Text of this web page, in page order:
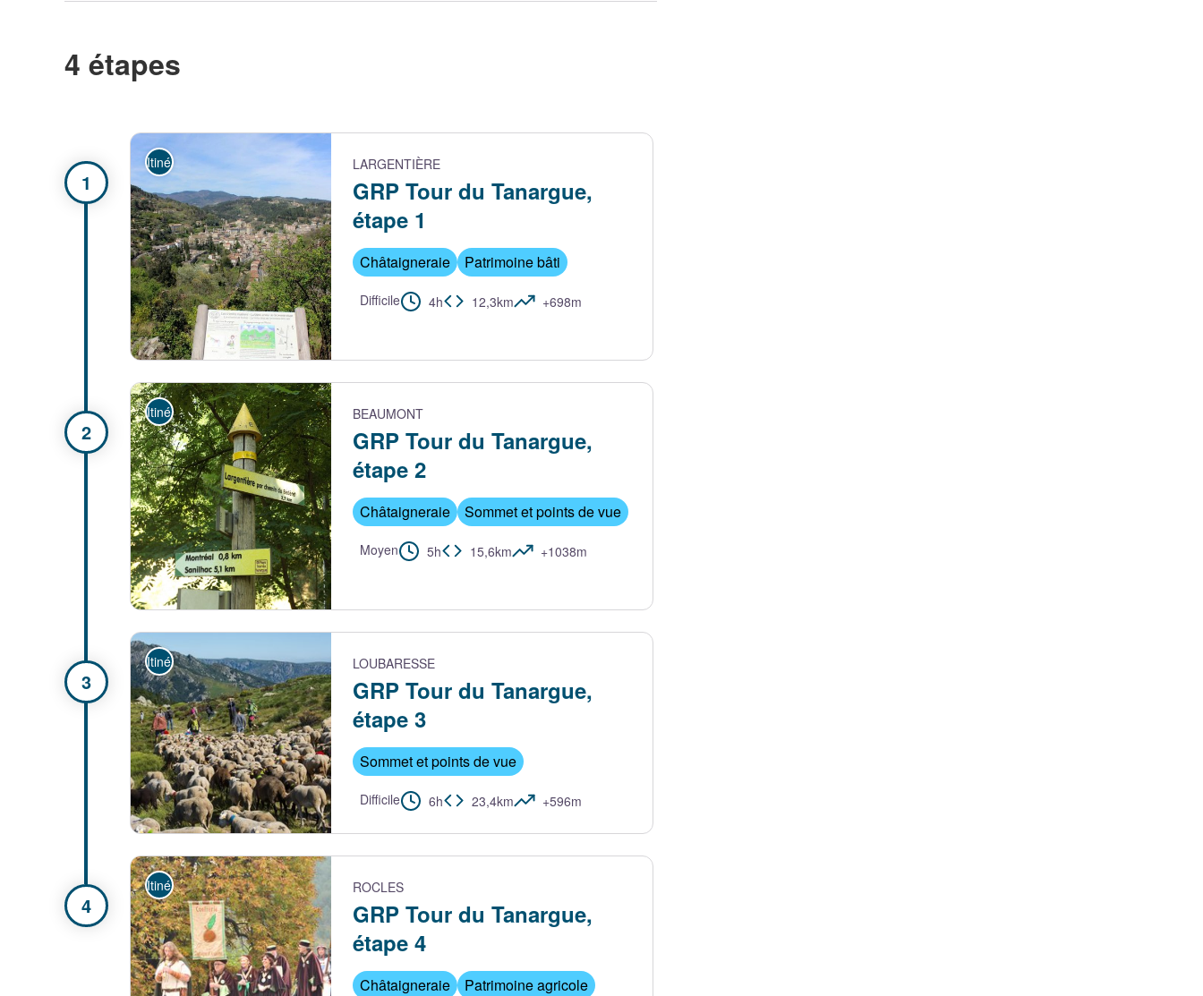
4 étapes
Vue sur Largentière depuis les hauteurs - B David
Itinérance LARGENTIÈRE
GRP Tour du Tanargue,
étape 1
Châtaigneraie Patrimoine bâti
Difficile 4h 12,3km +698m
Balisage sur le GRP - B David
Itinérance BEAUMONT
GRP Tour du Tanargue,
étape 2
Châtaigneraie Sommet et points de vue
Moyen 5h 15,6km +1038m
En rando avec les troupeaux sur le Tanargue - M. Dupont - ADT Ardèche
Itinérance LOUBARESSE
GRP Tour du Tanargue,
étape 3
Sommet et points de vue
Difficile 6h 23,4km +596m
Itinérance ROCLES
GRP Tour du Tanargue,
étape 4
Châtaigneraie
Patrimoine agricole